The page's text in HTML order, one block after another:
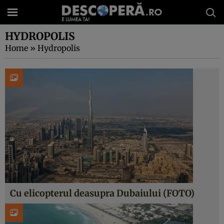
HYDROPOLIS
Home » Hydropolis
Cu elicopterul deasupra Dubaiului (FOTO)